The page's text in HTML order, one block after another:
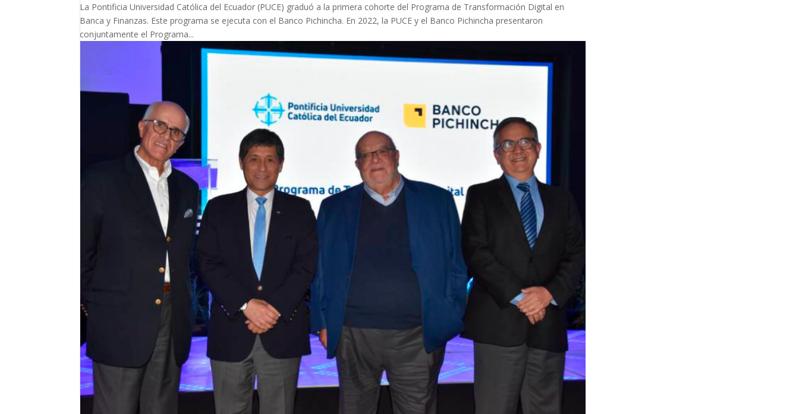
La Pontificia Universidad Católica del Ecuador (PUCE) graduó a la primera cohorte del Programa de Transformación Digital en
Banca y Finanzas. Este programa se ejecuta con el Banco Pichincha. En 2022, la PUCE y el Banco Pichincha presentaron
conjuntamente el Programa...